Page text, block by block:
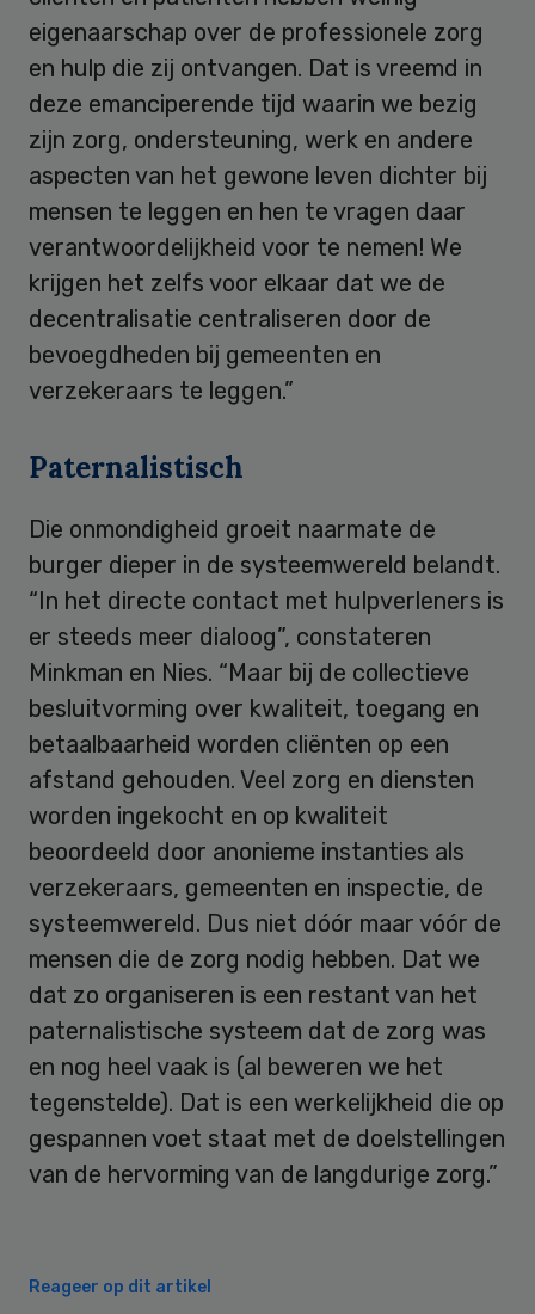
eigenaarschap over de professionele zorg
en hulp die zij ontvangen. Dat is vreemd in
deze emanciperende tijd waarin we bezig
zijn zorg, ondersteuning, werk en andere
aspecten van het gewone leven dichter bij
mensen te leggen en hen te vragen daar
verantwoordelijkheid voor te nemen! We
krijgen het zelfs voor elkaar dat we de
decentralisatie centraliseren door de
bevoegdheden bij gemeenten en
verzekeraars te leggen.”
Paternalistisch
Die onmondigheid groeit naarmate de
burger dieper in de systeemwereld belandt.
“In het directe contact met hulpverleners is
er steeds meer dialoog”, constateren
Minkman en Nies. “Maar bij de collectieve
besluitvorming over kwaliteit, toegang en
betaalbaarheid worden cliënten op een
afstand gehouden. Veel zorg en diensten
worden ingekocht en op kwaliteit
beoordeeld door anonieme instanties als
verzekeraars, gemeenten en inspectie, de
systeemwereld. Dus niet dóór maar vóór de
mensen die de zorg nodig hebben. Dat we
dat zo organiseren is een restant van het
paternalistische systeem dat de zorg was
en nog heel vaak is (al beweren we het
tegenstelde). Dat is een werkelijkheid die op
gespannen voet staat met de doelstellingen
van de hervorming van de langdurige zorg.”
Reageer op dit artikel